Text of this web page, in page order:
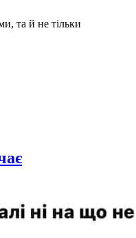
та й не тільки